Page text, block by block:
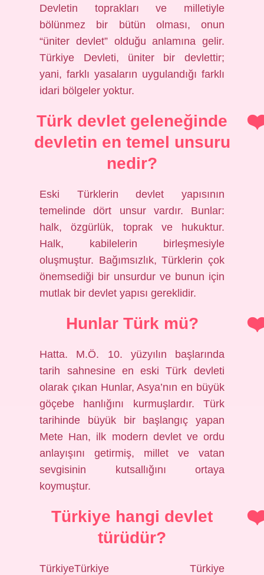
Devletin toprakları ve milletiyle
bölünmez bir bütün olması, onun
“üniter devlet” olduğu anlamına gelir.
Türkiye Devleti, üniter bir devlettir;
yani, farklı yasaların uygulandığı farklı
idari bölgeler yoktur.
Türk devlet geleneğinde
devletin en temel unsuru
nedir?
Eski Türklerin devlet yapısının
temelinde dört unsur vardır. Bunlar:
halk, özgürlük, toprak ve hukuktur.
Halk, kabilelerin birleşmesiyle
oluşmuştur. Bağımsızlık, Türklerin çok
önemsediği bir unsurdur ve bunun için
mutlak bir devlet yapısı gereklidir.
Hunlar Türk mü?
Hatta. M.Ö. 10. yüzyılın başlarında
tarih sahnesine en eski Türk devleti
olarak çıkan Hunlar, Asya’nın en büyük
göçebe hanlığını kurmuşlardır. Türk
tarihinde büyük bir başlangıç ​​yapan
Mete Han, ilk modern devlet ve ordu
anlayışını getirmiş, millet ve vatan
sevgisinin kutsallığını ortaya
koymuştur.
Türkiye hangi devlet
türüdür?
TürkiyeTürkiye Türkiye